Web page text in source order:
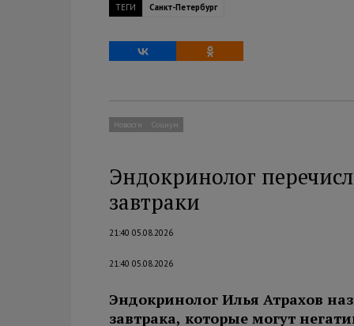
ТЕГИ Санкт-Петербург
Новости Социум
Эндокринолог
завтраки
21:40 05.08.2026
21:40 05.08.2026
Эндокринолог Илья Атрахов
завтрака, которые могут